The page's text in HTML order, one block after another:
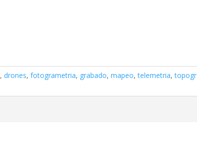
,drones,fotogrametria, grabado,mapeo,telemetria,